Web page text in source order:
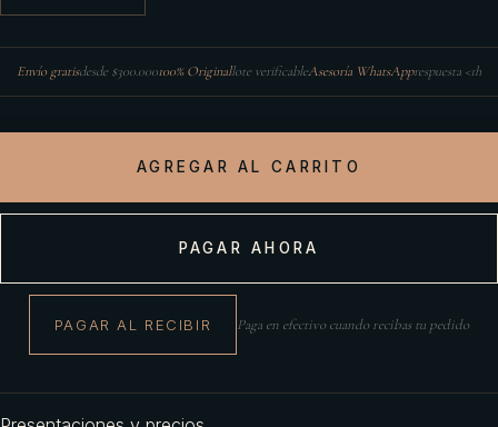
Envío gratisdesde $300.000100% Originallote verificableAsesoría WhatsApprespuesta <1h
AGREGAR AL CARRITO
PAGAR AHORA
PAGAR AL RECIBIR Paga en efectivo cuando recibas tu pedido